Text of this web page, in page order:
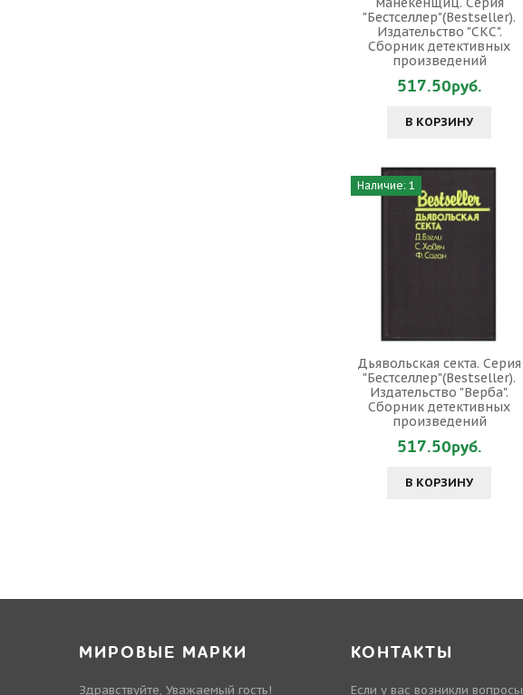
"Бестселлер"(Bestseller).
Издательство "СКС".
Сборник детективных
произведений
517.50руб.
В КОРЗИНУ
Наличие: 1
Дьявольская секта. Серия
"Бестселлер"(Bestseller).
Издательство "Верба".
Сборник детективных
произведений
517.50руб.
В КОРЗИНУ
МИРОВЫЕ МАРКИ
Здравствуйте, Уважаемый гость!
КОНТАКТЫ
Если у вас возникли